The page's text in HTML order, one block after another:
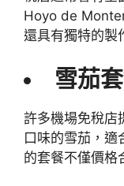
Hoyo de
還具有獨特的製
雪茄
許多機場免稅店
口味的雪茄，適
的套餐不僅價格